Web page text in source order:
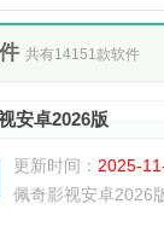
身)
共有14151款软件
安卓2026版
更新时间： 2025-
佩奇影视安卓2026